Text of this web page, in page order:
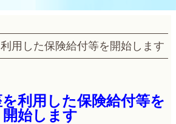
用した保険給付等を開始します
利用した保険給付等を
開始します